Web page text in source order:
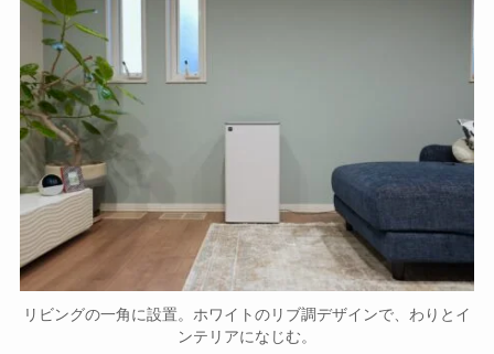
リビングの一角に設置。ホワイトのリブ調デザインで、わりとイ
ンテリアになじむ。